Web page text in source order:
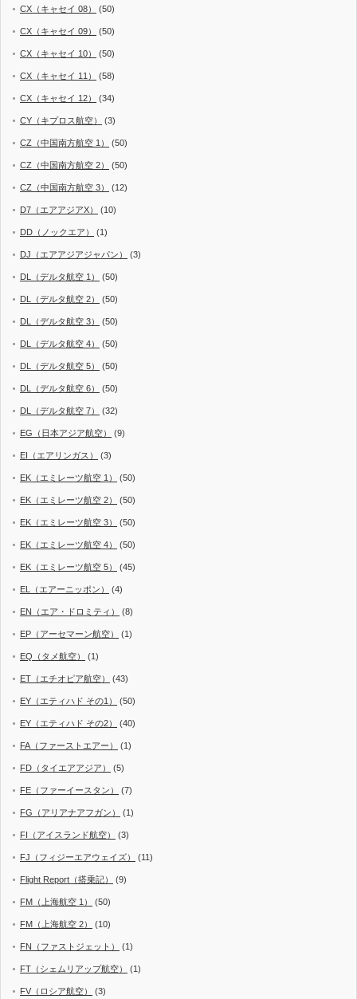
CX（キャセイ 08） (50)
CX（キャセイ 09） (50)
CX（キャセイ 10） (50)
CX（キャセイ 11） (58)
CX（キャセイ 12） (34)
CY（キプロス航空） (3)
CZ（中国南方航空 1） (50)
CZ（中国南方航空 2） (50)
CZ（中国南方航空 3） (12)
D7（エアアジアX） (10)
DD（ノックエア） (1)
DJ（エアアジアジャパン） (3)
DL（デルタ航空 1） (50)
DL（デルタ航空 2） (50)
DL（デルタ航空 3） (50)
DL（デルタ航空 4） (50)
DL（デルタ航空 5） (50)
DL（デルタ航空 6） (50)
DL（デルタ航空 7） (32)
EG（日本アジア航空） (9)
EI（エアリンガス） (3)
EK（エミレーツ航空 1） (50)
EK（エミレーツ航空 2） (50)
EK（エミレーツ航空 3） (50)
EK（エミレーツ航空 4） (50)
EK（エミレーツ航空 5） (45)
EL（エアーニッポン） (4)
EN（エア・ドロミティ） (8)
EP（アーセマーン航空） (1)
EQ（タメ航空） (1)
ET（エチオピア航空） (43)
EY（エティハド その1） (50)
EY（エティハド その2） (40)
FA（ファーストエアー） (1)
FD（タイエアアジア） (5)
FE（ファーイースタン） (7)
FG（アリアナアフガン） (1)
FI（アイスランド航空） (3)
FJ（フィジーエアウェイズ） (11)
Flight Report（搭乗記） (9)
FM（上海航空 1） (50)
FM（上海航空 2） (10)
FN（ファストジェット） (1)
FT（シェムリアップ航空） (1)
FV（ロシア航空） (3)